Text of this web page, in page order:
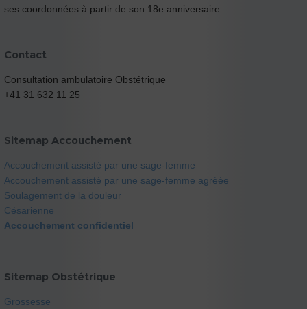
ses coordonnées à partir de son 18e anniversaire.
Contact
Consultation ambulatoire Obstétrique
+41 31 632 11 25
Sitemap Accouchement
Accouchement assisté par une sage-femme
Accouchement assisté par une sage-femme agréée
Soulagement de la douleur
Césarienne
Accouchement confidentiel
Sitemap Obstétrique
Grossesse